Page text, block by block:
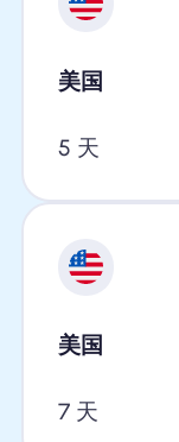
美国
5 天
美国
7 天